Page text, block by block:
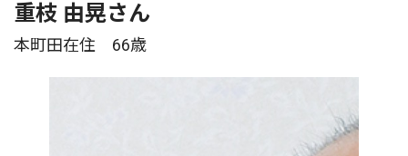
重枝 由晃さん
本町田在住 66歳